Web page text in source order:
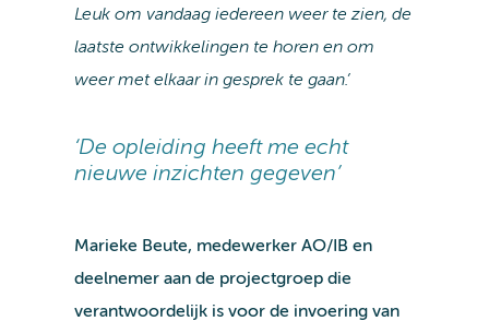
Leuk om vandaag iedereen weer te zien, de
laatste ontwikkelingen te horen en om
weer met elkaar in gesprek te gaan.’
‘De opleiding heeft me echt
nieuwe inzichten gegeven’
Marieke Beute, medewerker AO/IB en
deelnemer aan de projectgroep die
verantwoordelijk is voor de invoering van